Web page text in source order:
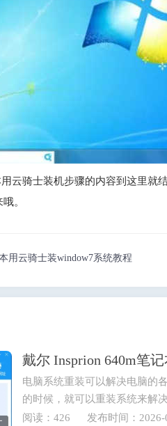
云骑士装机步骤的内容到这里
。
用云骑士装window7系统教程
戴尔 Insprion 640m笔
电脑系统重装可以解决电脑的
的时候，就可以重装系统来解
也可以重装电脑系统来实现...
阅读：426 发布时间：2026-